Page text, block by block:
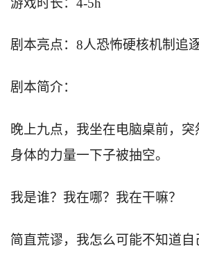
剧本亮点：8人恐怖硬核机制追
剧本简介：
晚上九点，我坐在电脑桌前，突
身体的力量一下子被抽空。
我是谁？我在哪？我在干嘛？
简直荒谬，我怎么可能不知道